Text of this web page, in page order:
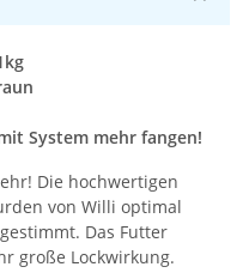
System mehr fangen!
Die hochwertigen
von Willi optimal
Das Futter
große Lockwirkung.